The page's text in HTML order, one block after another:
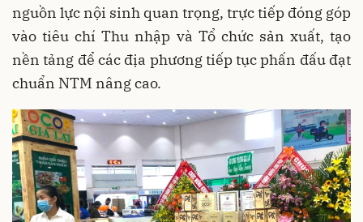
nguồn lực nội sinh quan trọng, trực tiếp đóng góp
vào tiêu chí Thu nhập và Tổ chức sản xuất, tạo
nền tảng để các địa phương tiếp tục phấn đấu đạt
chuẩn NTM nâng cao.